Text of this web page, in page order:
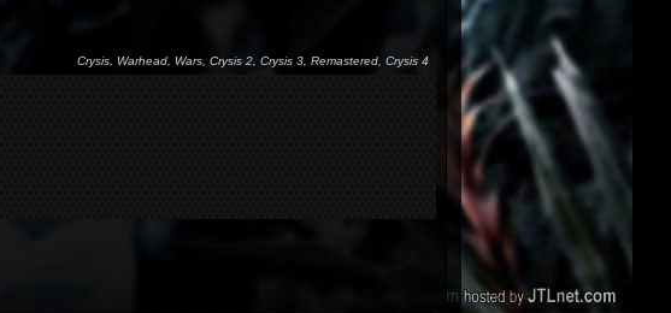
Crysis, Warhead, Wars, Crysis 2, Crysis 3, Remastered, Crysis 4